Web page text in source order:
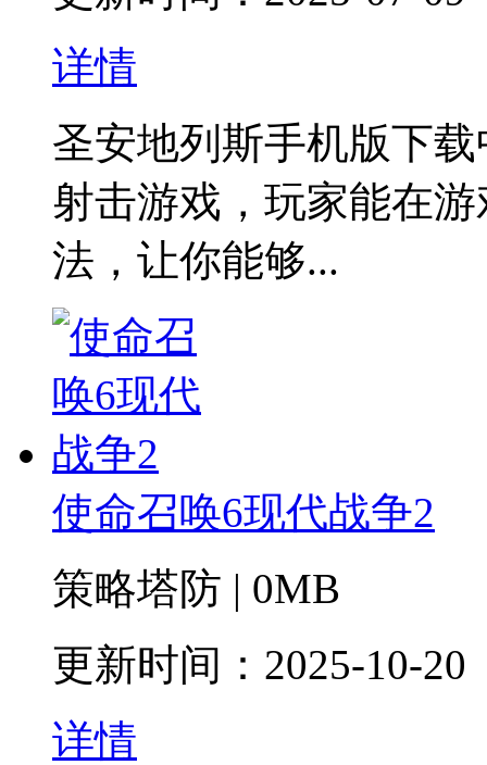
详情
圣安地列斯手机版下
射击游戏，玩家能在
法，让你能够...
使命召唤6现代战争2
策略塔防 | 0MB
更新时间：2025-10-20
详情